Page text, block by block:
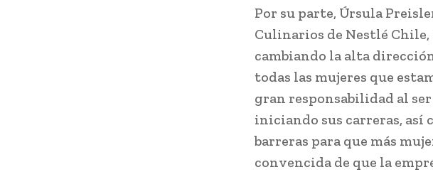
Por su parte, Úrsula
Culinarios de Nestlé Chile,
cambiando la alta
todas las mujeres que
gran responsabilidad al
iniciando sus carreras, así
barreras para que más
convencida de que la